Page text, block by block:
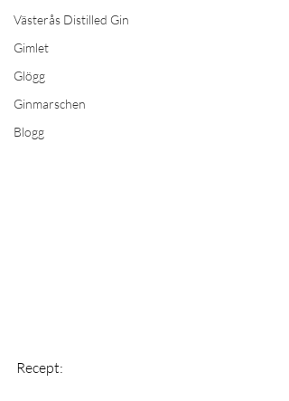
Västerås Distilled Gin
Gimlet
Glögg
Ginmarschen
Blogg
Recept: